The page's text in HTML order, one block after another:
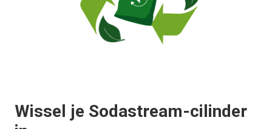
Wissel je Sodastream-cilinder